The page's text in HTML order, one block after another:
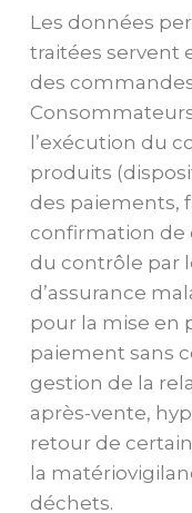
Les données
traitées servent
des
l’exécution du
produits
des paiements,
confirmation de
du contrôle par
d’assurance
pour la mise en
paiement sans
gestion de la
après-vente,
retour de
la
déchets.